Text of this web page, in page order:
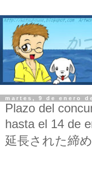
martes, 9 de enero
Plazo del
hasta el 14 de
延長された締